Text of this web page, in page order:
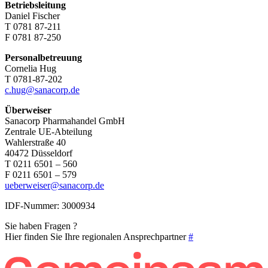
Betriebsleitung
Daniel Fischer
T 0781 87-211
F 0781 87-250
Personalbetreuung
Cornelia Hug
T 0781-87-202
c.hug@sanacorp.de
Überweiser
Sanacorp Pharmahandel GmbH
Zentrale UE-Abteilung
Wahlerstraße 40
40472 Düsseldorf
T 0211 6501 – 560
F 0211 6501 – 579
ueberweiser@sanacorp.de
IDF-Nummer: 3000934
Sie haben Fragen ?
Hier finden Sie Ihre regionalen Ansprechpartner#